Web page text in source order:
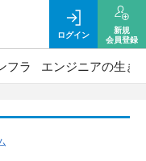
ログイン
新規
会員登録
フラ エンジニアの生き